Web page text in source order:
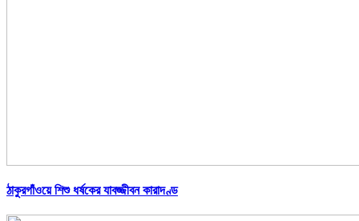
ঠাকুরগাঁওয়ে শিশু ধর্ষকের যাবজ্জীবন কারাদণ্ড